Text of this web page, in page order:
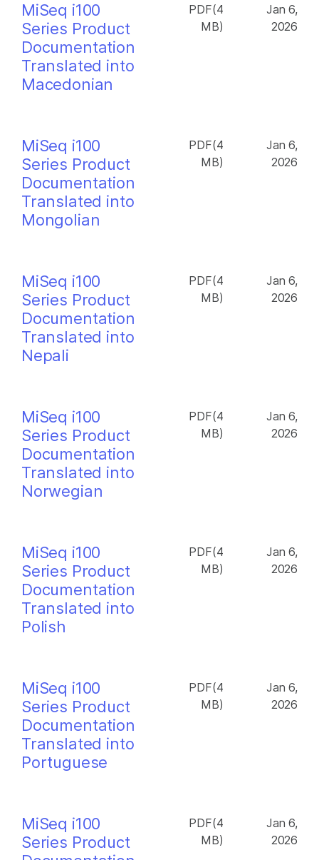
MiSeq i100
Series Product
Documentation
Translated into
Macedonian
PDF(4
MB)
Jan 6,
2026
MiSeq i100
Series Product
Documentation
Translated into
Mongolian
PDF(4
MB)
Jan 6,
2026
MiSeq i100
Series Product
Documentation
Translated into
Nepali
PDF(4
MB)
Jan 6,
2026
MiSeq i100
Series Product
Documentation
Translated into
Norwegian
PDF(4
MB)
Jan 6,
2026
MiSeq i100
Series Product
Documentation
Translated into
Polish
PDF(4
MB)
Jan 6,
2026
MiSeq i100
Series Product
Documentation
Translated into
Portuguese
PDF(4
MB)
Jan 6,
2026
MiSeq i100
Series Product
PDF(4
MB)
Jan 6,
2026